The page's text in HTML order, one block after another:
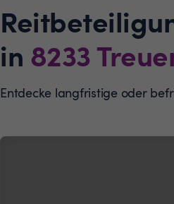
in 8233
Entdecke langfristige oder